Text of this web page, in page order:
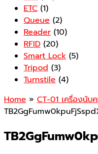
ETC (1)
Queue (2)
Reader (10)
RFID (20)
Smart Lock (5)
Tripod (3)
Turnstile (4)
Home » CT-01 เครื่องนับ